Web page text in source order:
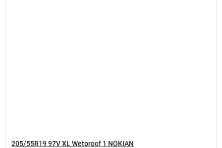
205/55R19 97V XL Wetproof 1 NOKIAN